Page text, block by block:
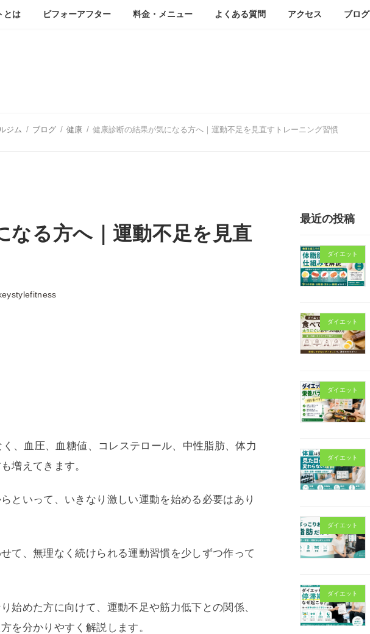
とは ビフォーアフター 料金・メニュー よくある質問 アクセス ブログ
ジム ブログ 健康 健康診断の結果が気になる方へ｜運動不足を見直すトレーニング習慣
なる方へ｜運動不足を見直
、血圧、血糖値、コレステロール、中性脂肪、体力
増えてきます。
といって、いきなり激しい運動を始める必要はあり
て、無理なく続けられる運動習慣を少しずつ作って
始めた方に向けて、運動不足や筋力低下との関係、
を分かりやすく解説します。
最近の投稿
ダイエット
ダイエット
ダイエット
ダイエット
ダイエット
ダイエット